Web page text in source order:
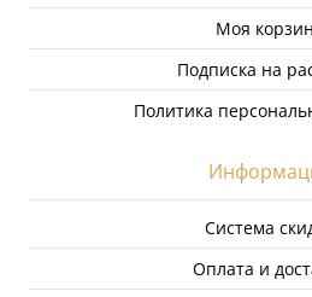
Моя
Подписка на
Политика
Система
Оплата и